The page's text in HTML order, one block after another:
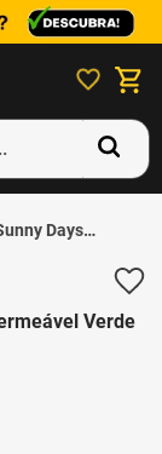
Days
Verde